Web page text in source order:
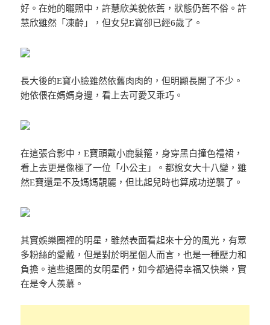
好。在她的曬照中，許慧欣美貌依舊，狀態仍舊不俗。許
慧欣雖然「凍齡」，但女兒E寶卻已經6歲了。
長大後的E寶小臉雖然依舊肉肉的，但明顯長開了不少。
她依偎在媽媽身邊，看上去可愛又乖巧。
在這張合影中，E寶頭戴小鹿髮箍，身穿黑白撞色禮裙，
看上去更是像極了一位「小公主」。都說女大十八變，雖
然E寶還是不及媽媽靚麗，但比起兒時也算成功逆襲了。
其實娛樂圈裡的明星，雖然表面看起來十分的風光，有眾
多粉絲的愛戴，但是對於明星個人而言，也是一種壓力和
負擔。這些退圈的女明星們，如今都過得幸福又快樂，實
在是令人羨慕。